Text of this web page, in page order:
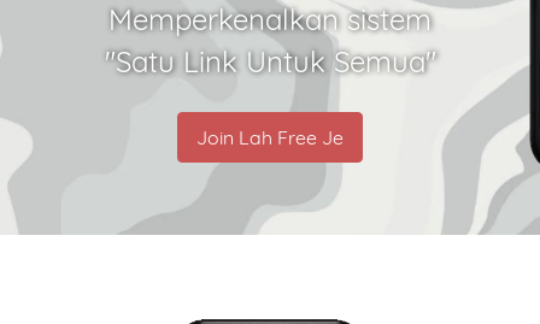
Memperkenalkan sistem
"Satu Link Untuk Semua"
Join Lah Free Je